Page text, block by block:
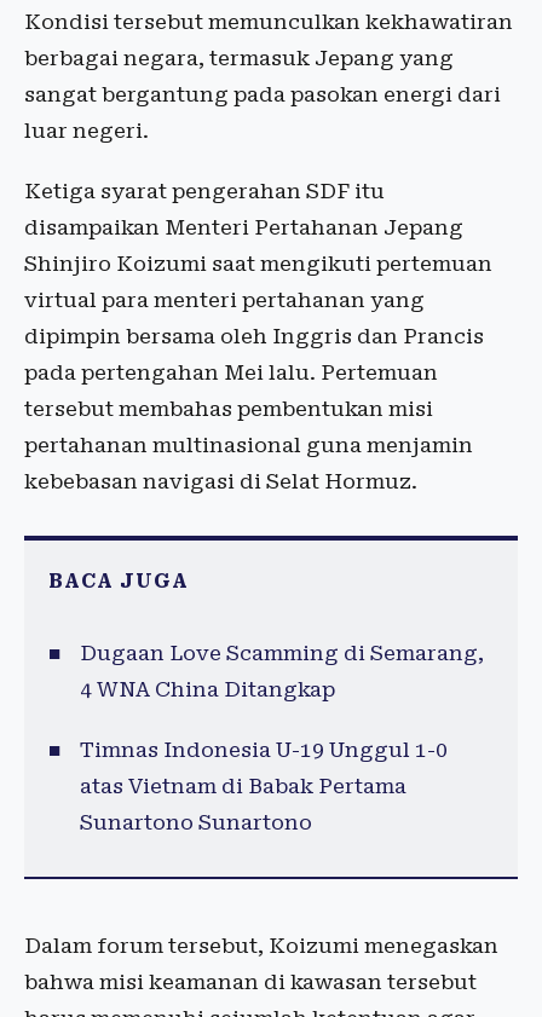
Kondisi tersebut memunculkan kekhawatiran
berbagai negara, termasuk Jepang yang
sangat bergantung pada pasokan energi dari
luar negeri.
Ketiga syarat pengerahan SDF itu
disampaikan Menteri Pertahanan Jepang
Shinjiro Koizumi saat mengikuti pertemuan
virtual para menteri pertahanan yang
dipimpin bersama oleh Inggris dan Prancis
pada pertengahan Mei lalu. Pertemuan
tersebut membahas pembentukan misi
pertahanan multinasional guna menjamin
kebebasan navigasi di Selat Hormuz.
BACA JUGA
Dugaan Love Scamming di Semarang,
4 WNA China Ditangkap
Timnas Indonesia U-19 Unggul 1-0
atas Vietnam di Babak Pertama
Sunartono Sunartono
Dalam forum tersebut, Koizumi menegaskan
bahwa misi keamanan di kawasan tersebut